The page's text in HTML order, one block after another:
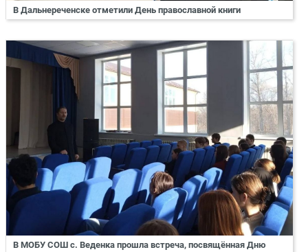
В Дальнереченске отметили День православной книги
В МОБУ СОШ с. Веденка прошла встреча, посвящённая Дню